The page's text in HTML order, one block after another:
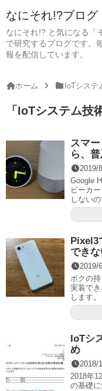
なにそれ!?ブログ
なにそれ!? と気になる「
で研究するブログです。
報を配信しています。
ホーム IoTシステ
「 IoTシステム技
スマ
ら、
2019/
Google
ピーカ
しない
Pixel3
でき
2019/
ボクの
実装で
します。
IoTシ
め
2018/
2018年
の基礎